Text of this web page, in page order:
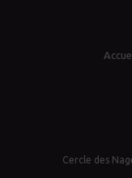
Cercle des